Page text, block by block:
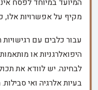
המיועד במיוחד לפסח
מקיף על אפשרויות אלו,
עבור כלבים עם רגישויות
היפואלרגניות או
לבחינה. יש לוודא את
בעיות אלרגיה ואי